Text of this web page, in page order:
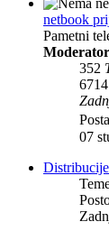
netbook
Pametni
352
6714
07
Distribucije